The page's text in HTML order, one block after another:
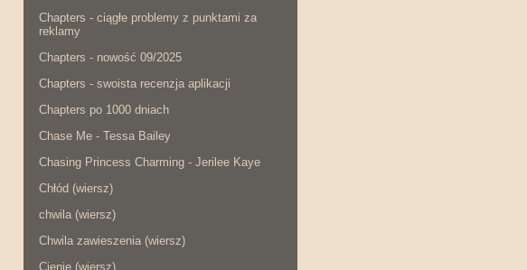
Chapters - ciągłe problemy z punktami za
reklamy
Chapters - nowość 09/2025
Chapters - swoista recenzja aplikacji
Chapters po 1000 dniach
Chase Me - Tessa Bailey
Chasing Princess Charming - Jerilee Kaye
Chłód (wiersz)
chwila (wiersz)
Chwila zawieszenia (wiersz)
Cienie (wiersz)